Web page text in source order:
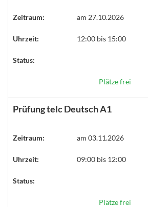
Zeitraum: am 27.10.2026
Uhrzeit: 12:00 bis 15:00
Status:
Plätze frei
Prüfung telc Deutsch A1
Zeitraum: am 03.11.2026
Uhrzeit: 09:00 bis 12:00
Status:
Plätze frei